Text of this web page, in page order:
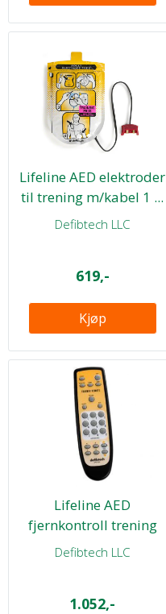
Lifeline AED elektroder
til trening m/kabel 1 ...
Defibtech LLC
619,-
Kjøp
Lifeline AED
fjernkontroll trening
Defibtech LLC
1.052,-